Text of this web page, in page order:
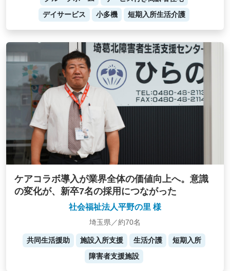
デイサービス
小多機 短期入所生活介護
ケアコラボ導入が業界全体の価値向上へ。意識
の変化が、新卒7名の採用につながった
社会福祉法人平野の里 様
埼玉県／約70名
共同生活援助 施設入所支援 生活介護
短期入所
障害者支援施設